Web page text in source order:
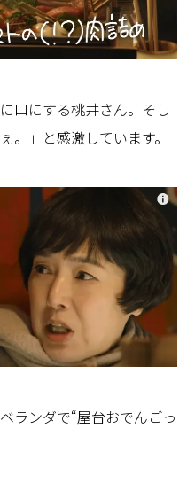
口にする桃井さん。そし
。」と感激しています。
ランダで“屋台おでんごっ